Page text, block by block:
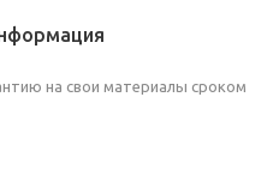
на свои материалы сроком